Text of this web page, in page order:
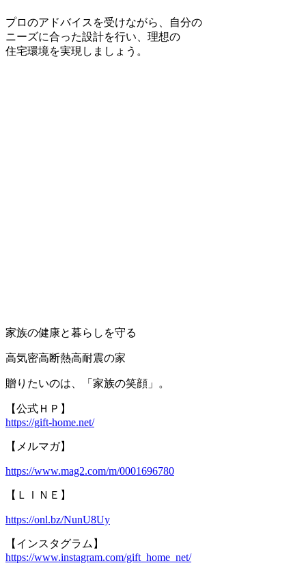
プロのアドバイスを受けながら、自分の
ニーズに合った設計を行い、理想の
住宅環境を実現しましょう。
家族の健康と暮らしを守る
高気密高断熱高耐震の家
贈りたいのは、「家族の笑顔」。
【公式ＨＰ】
https://gift-home.net/
【メルマガ】
https://www.mag2.com/m/0001696780
【ＬＩＮＥ】
https://onl.bz/NunU8Uy
【インスタグラム】
https://www.instagram.com/gift_home_net/